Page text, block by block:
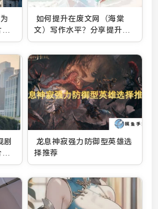
如何提升在废文网（海棠
文）写作水平？分享提升创
作能力的技巧
剧
龙息神寂强力防御型英雄选
择推荐